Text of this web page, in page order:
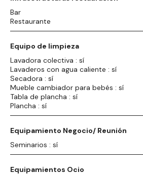
Bar
Restaurante
Equipo de limpieza
Lavadora colectiva : sí
Lavaderos con agua caliente : sí
Secadora : sí
Mueble cambiador para bebés : sí
Tabla de plancha : sí
Plancha : sí
Equipamiento Negocio/ Reunión
Seminarios : sí
Equipamientos Ocio